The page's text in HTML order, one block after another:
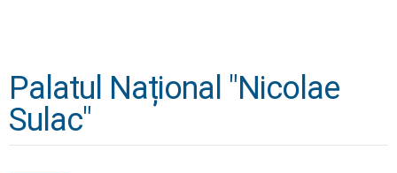
Palatul Național "Nicolae
Sulac"